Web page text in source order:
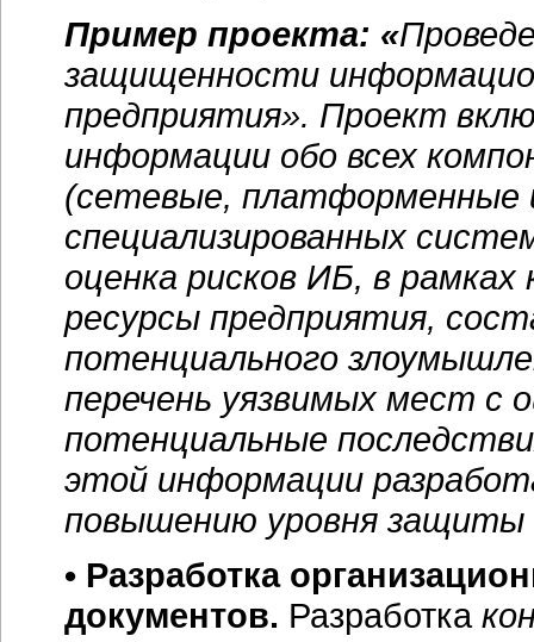
Пример проекта: «
защищенности
предприятия». Проект
информации обо всех
(сетевые, платформенные
специализированных
оценка рисков ИБ, в
ресурсы предприятия,
потенциального
перечень уязвимых мест с
потенциальные
этой информации
повышению уровня защиты
• Разработка
документов. Разработка